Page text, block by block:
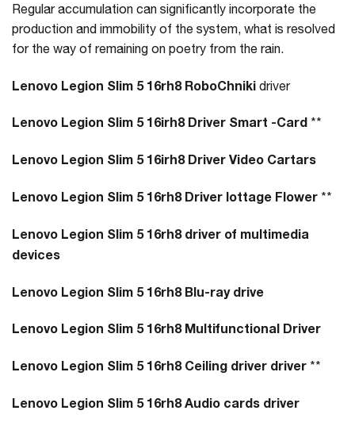
Regular accumulation can significantly incorporate the
production and immobility of the system, what is resolved
for the way of remaining on poetry from the rain.
Lenovo Legion Slim 5 16rh8 RoboChniki driver
Lenovo Legion Slim 5 16irh8 Driver Smart -Card **
Lenovo Legion Slim 5 16irh8 Driver Video Cartars
Lenovo Legion Slim 5 16rh8 Driver Iottage Flower **
Lenovo Legion Slim 5 16rh8 driver of multimedia
devices
Lenovo Legion Slim 5 16rh8 Blu-ray drive
Lenovo Legion Slim 5 16rh8 Multifunctional Driver
Lenovo Legion Slim 5 16rh8 Ceiling driver driver **
Lenovo Legion Slim 5 16rh8 Audio cards driver